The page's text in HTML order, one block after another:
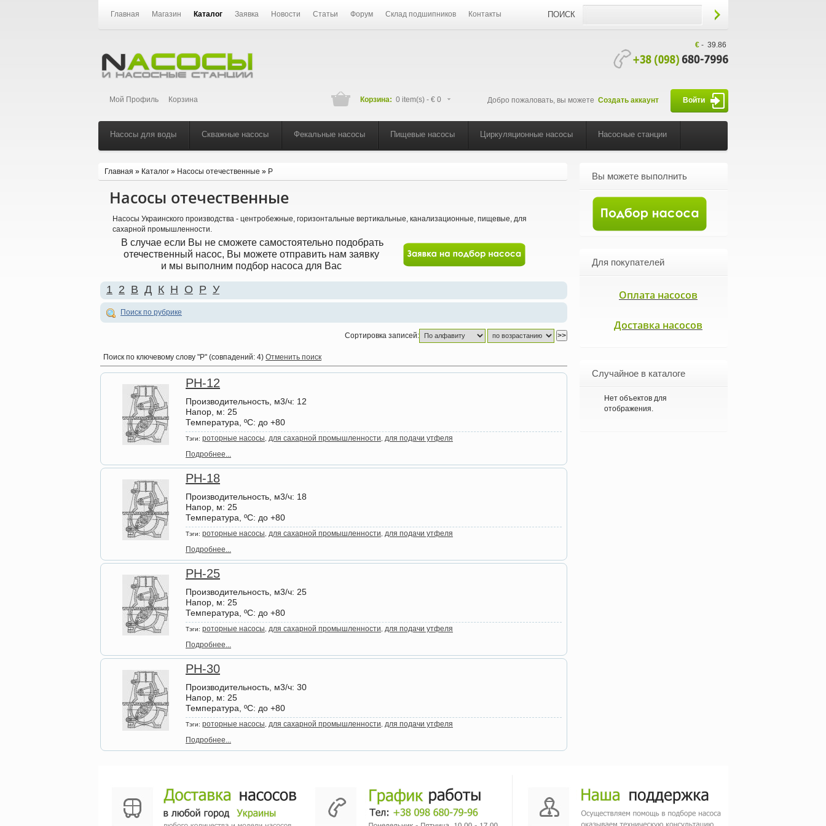
ПОИСК
Главная Магазин Каталог Заявка Новости Статьи Форум Склад подшипников Контакты
Мой Профиль Корзина
€- 39.86
Добро пожаловать, вы можете Создать аккаунт Войти
Корзина: 0 item(s) - € 0
Насосы для воды Скважные насосы Фекальные насосы Пищевые насосы Циркуляционные насосы Насосные станции
Вы можете выполнить
Для покупателей
Оплата насосов
Доставка насосов
Случайное в каталоге
Нет объектов для
отображения.
Главная » Каталог » Насосы отечественные » Р
Насосы отечественные
Насосы Украинского производства - центробежные, горизонтальные вертикальные, канализационные, пищевые, для
сахарной промышленности.
В случае если Вы не сможете самостоятельно подобрать
отечественный насос, Вы можете отправить нам заявку
и мы выполним подбор насоса для Вас
1 2 В Д К Н О Р У
Поиск по рубрике
Сортировка записей:
Поиск по ключевому слову "Р" (совпадений: 4) Отменить поиск
РН-12
Производительность, м3/ч: 12
Напор, м: 25
Температура, ºС: до +80
Тэги: роторные насосы для сахарной промышленности для подачи утфеля
Подробнее...
РН-18
Производительность, м3/ч: 18
Напор, м: 25
Температура, ºС: до +80
Тэги: роторные насосы для сахарной промышленности для подачи утфеля
Подробнее...
РН-25
Производительность, м3/ч: 25
Напор, м: 25
Температура, ºС: до +80
Тэги: роторные насосы для сахарной промышленности для подачи утфеля
Подробнее...
РН-30
Производительность, м3/ч: 30
Напор, м: 25
Температура, ºС: до +80
Тэги: роторные насосы для сахарной промышленности для подачи утфеля
Подробнее...